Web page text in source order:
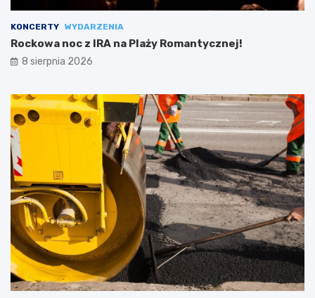
KONCERTY WYDARZENIA
Rockowa noc z IRA na Plaży Romantycznej!
8 sierpnia 2026